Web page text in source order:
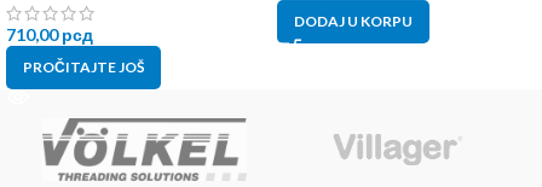
710,00рсд
PROČITAJTE JOŠ
DODAJ U KORPU